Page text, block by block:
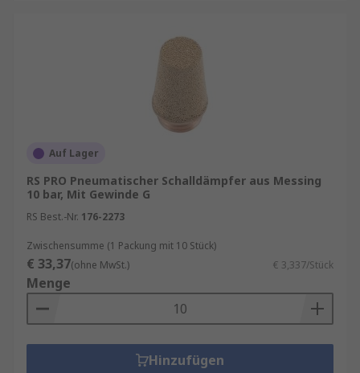
Auf Lager
RS PRO Pneumatischer Schalldämpfer aus Messing
10 bar, Mit Gewinde G
RS Best.-Nr. 176-2273
Zwischensumme (1 Packung mit 10 Stück)
€ 33,37(ohne MwSt.) € 3,337/Stück
Menge
Hinzufügen